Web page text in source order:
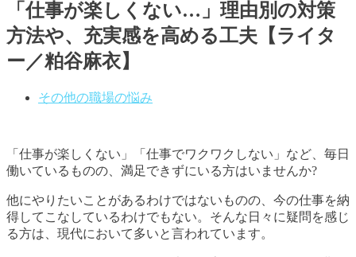
「仕事が楽しくない…」理由別の対策
方法や、充実感を高める工夫【ライタ
ー／粕谷麻衣】
その他の職場の悩み
「仕事が楽しくない」「仕事でワクワクしない」など、毎日
働いているものの、満足できずにいる方はいませんか?
他にやりたいことがあるわけではないものの、今の仕事を納
得してこなしているわけでもない。そんな日々に疑問を感じ
る方は、現代において多いと言われています。